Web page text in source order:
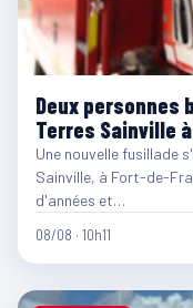
Deux personnes
Terres Sainville
Une nouvelle fusillade
Sainville, à Fort-de-
d'années et…
08/08 · 10h11